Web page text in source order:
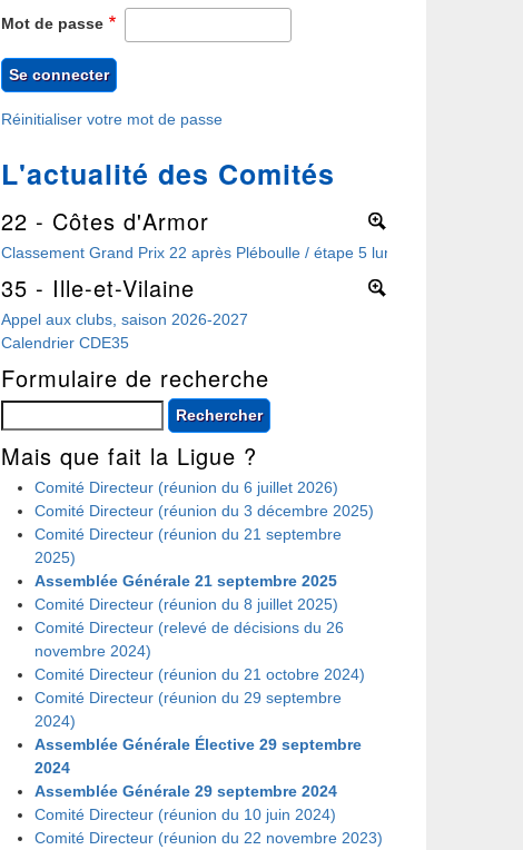
Mot de passe
Réinitialiser votre mot de passe
L'actualité des Comités
22 - Côtes d'Armor
Classement Grand Prix 22 après Pléboulle / étape 5 lundi 3 août à
More
35 - Ille-et-Vilaine
Appel aux clubs, saison 2026-2027
Calendrier CDE35
More
Formulaire de recherche
Rechercher
Mais que fait la Ligue ?
Comité Directeur (réunion du 6 juillet 2026)
Comité Directeur (réunion du 3 décembre 2025)
Comité Directeur (réunion du 21 septembre
2025)
Assemblée Générale 21 septembre 2025
Comité Directeur (réunion du 8 juillet 2025)
Comité Directeur (relevé de décisions du 26
novembre 2024)
Comité Directeur (réunion du 21 octobre 2024)
Comité Directeur (réunion du 29 septembre
2024)
Assemblée Générale Élective 29 septembre
2024
Assemblée Générale 29 septembre 2024
Comité Directeur (réunion du 10 juin 2024)
Comité Directeur (réunion du 22 novembre 2023)